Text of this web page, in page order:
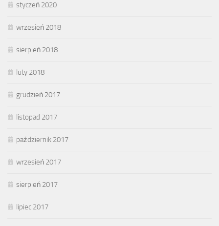
styczeń 2020
wrzesień 2018
sierpień 2018
luty 2018
grudzień 2017
listopad 2017
październik 2017
wrzesień 2017
sierpień 2017
lipiec 2017